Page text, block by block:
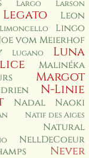
Largo Larson
Legato Leon
Limoncello
Lingo
vom Meierhof
Lugano Luna
Malinéka
Margot
N-Linie
Nadal Naoki
Natif des Aiges
Natural
NellDeCoeur
Never